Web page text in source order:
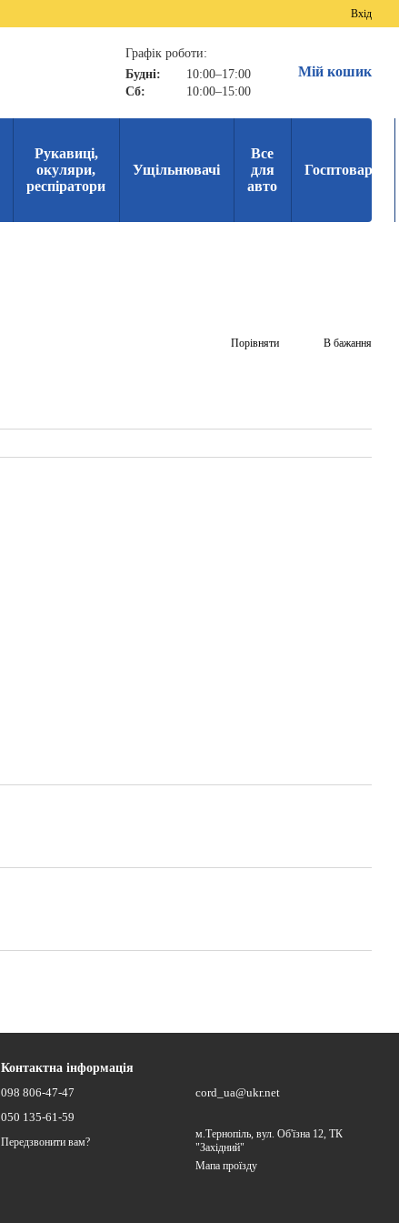
Вхід
Графік роботи:
Будні:
10:00–17:00
Сб:
10:00–15:00
Мій кошик
Рукавиці,
окуляри,
респіратори
Ущільнювачі
Все
для
авто
Госптовари
Порівняти В бажання
Контактна інформація
098 806-47-47
050 135-61-59
Передзвонити вам?
cord_ua@ukr.net
м.Тернопіль, вул. Об'їзна 12, ТК
"Західний"
Мапа проїзду